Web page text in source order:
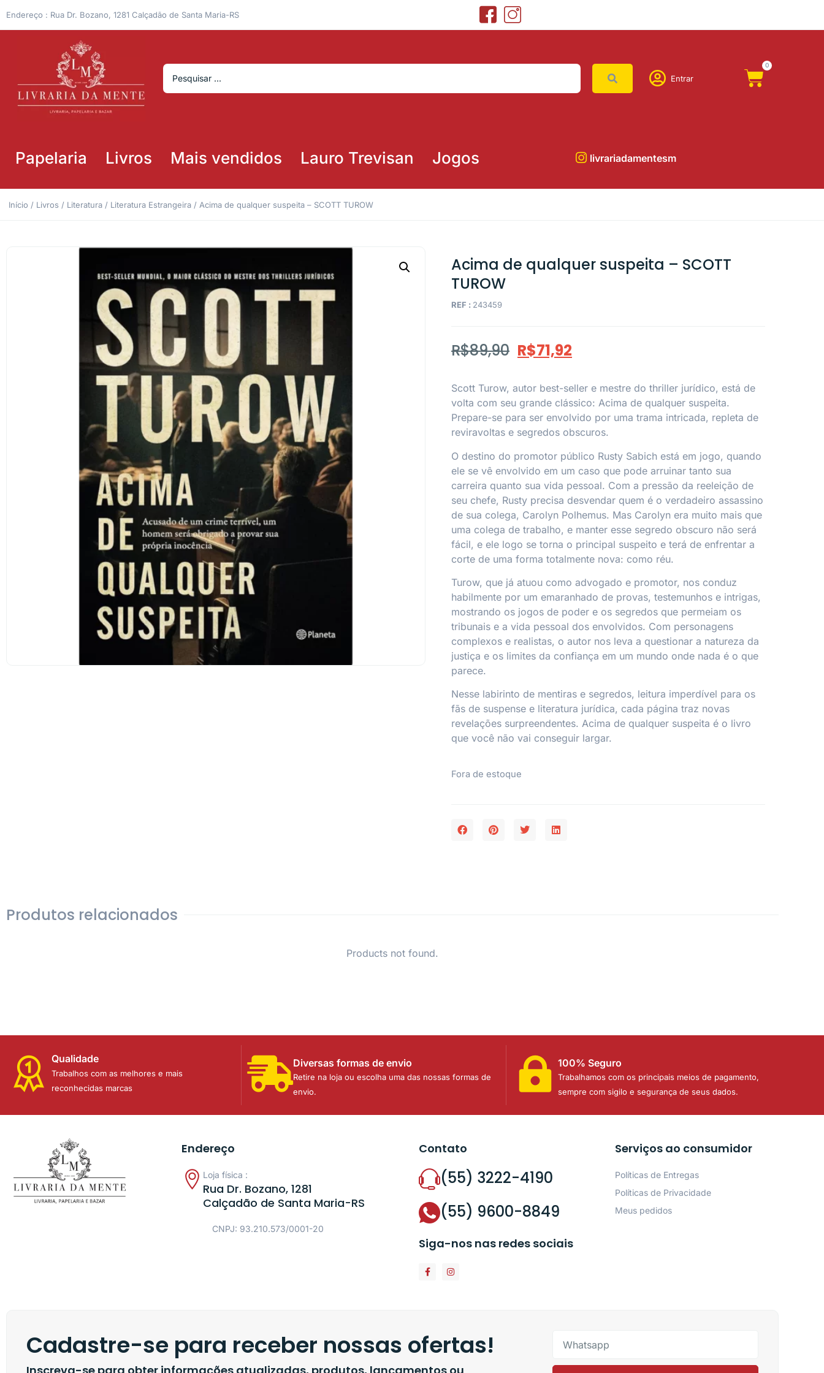
Endereço : Rua Dr. Bozano, 1281 Calçadão de Santa Maria-RS
Entrar
0
Papelaria Livros Mais vendidos Lauro Trevisan Jogos livrariadamentesm
Início / Livros / Literatura / Literatura Estrangeira / Acima de qualquer suspeita – SCOTT TUROW
Acima de qualquer suspeita – SCOTT
TUROW
REF : 243459
R$89,90 R$71,92
Scott Turow, autor best-seller e mestre do thriller jurídico, está de
volta com seu grande clássico: Acima de qualquer suspeita.
Prepare-se para ser envolvido por uma trama intricada, repleta de
reviravoltas e segredos obscuros.
O destino do promotor público Rusty Sabich está em jogo, quando
ele se vê envolvido em um caso que pode arruinar tanto sua
carreira quanto sua vida pessoal. Com a pressão da reeleição de
seu chefe, Rusty precisa desvendar quem é o verdadeiro assassino
de sua colega, Carolyn Polhemus. Mas Carolyn era muito mais que
uma colega de trabalho, e manter esse segredo obscuro não será
fácil, e ele logo se torna o principal suspeito e terá de enfrentar a
corte de uma forma totalmente nova: como réu.
Turow, que já atuou como advogado e promotor, nos conduz
habilmente por um emaranhado de provas, testemunhos e intrigas,
mostrando os jogos de poder e os segredos que permeiam os
tribunais e a vida pessoal dos envolvidos. Com personagens
complexos e realistas, o autor nos leva a questionar a natureza da
justiça e os limites da confiança em um mundo onde nada é o que
parece.
Nesse labirinto de mentiras e segredos, leitura imperdível para os
fãs de suspense e literatura jurídica, cada página traz novas
revelações surpreendentes. Acima de qualquer suspeita é o livro
que você não vai conseguir largar.
Fora de estoque
Produtos relacionados
Products not found.
Qualidade
Trabalhos com as melhores e mais
reconhecidas marcas
Diversas formas de envio
Retire na loja ou escolha uma das nossas formas de
envio.
100% Seguro
Trabalhamos com os principais meios de pagamento,
sempre com sigilo e segurança de seus dados.
Endereço
Loja física :
Rua Dr. Bozano, 1281
Calçadão de Santa Maria-RS
CNPJ: 93.210.573/0001-20
Contato
(55) 3222-4190
(55) 9600-8849
Siga-nos nas redes sociais
Serviços ao consumidor
Políticas de Entregas
Políticas de Privacidade
Meus pedidos
Cadastre-se para receber nossas ofertas!